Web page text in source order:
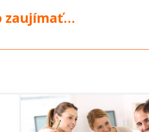
zaujímať...